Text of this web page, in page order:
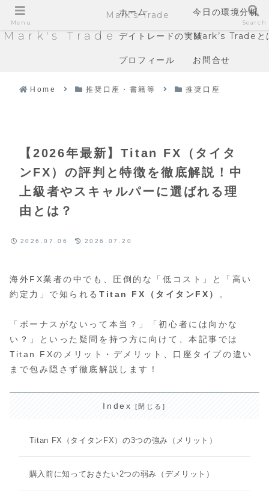
Mark's Trade
ホーム 今日の環境分析
デイトレードの実績Mark’s Tradeと
プロフィール お問合せ
Home 推奨口座・書籍等 推奨口座
【2026年最新】Titan FX（タイタ
ンFX）の評判と特徴を徹底解説！中
上級者やスキャルパーに選ばれる理
由とは？
2026.07.06 2026.07.20
海外FX業者の中でも、圧倒的な「低コスト」と「高い
約定力」で知られるTitan FX（タイタンFX） 。
「ボーナスがないって本当？」「初心者には向かな
い？」といった疑問を持つ方に向けて、本記事では
Titan FXのメリット・デメリット、口座タイプの違い
まで包み隠さず徹底解説します！
Index
Titan FX（タイタンFX）の3つの強み（メリット）
購入前に知っておきたい2つの弱み（デメリット）
Menu
Mark's Trade
Search